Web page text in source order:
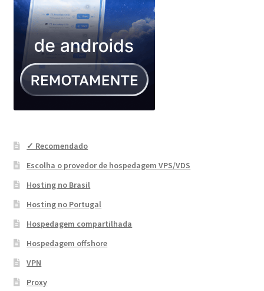
✓ Recomendado
Escolha o provedor de hospedagem VPS/VDS
Hosting no Brasil
Hosting no Portugal
Hospedagem compartilhada
Hospedagem offshore
VPN
Proxy